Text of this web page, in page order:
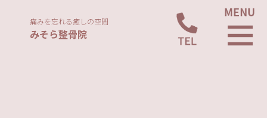
痛みを忘れる癒しの空間
みそら整骨院